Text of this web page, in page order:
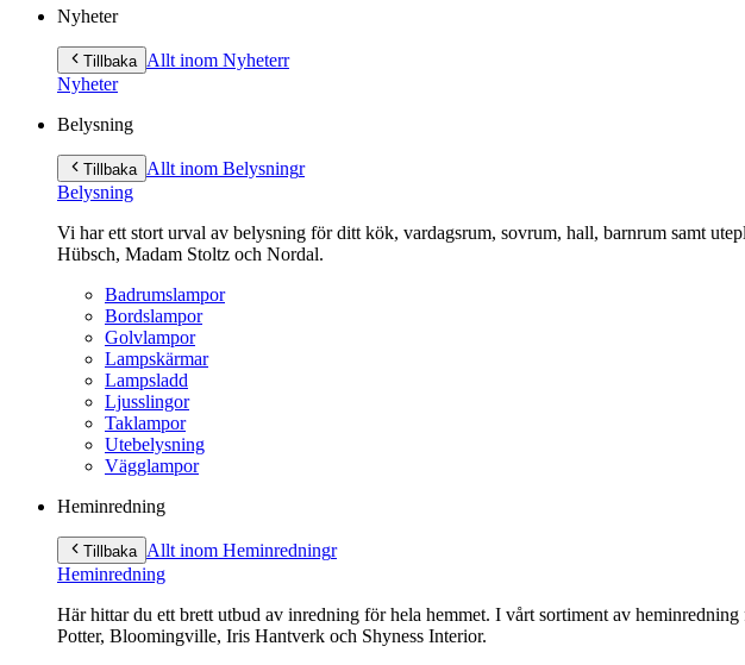
innehåll
Nyheter
Tillbaka Allt inom Nyheterr
Nyheter
Belysning
Tillbaka Allt inom Belysningr
Belysning
Vi har ett stort urval av belysning för ditt kök, vardagsrum, sovrum, hall, barnrum samt
Hübsch, Madam Stoltz och Nordal.
Badrumslampor
Bordslampor
Golvlampor
Lampskärmar
Lampsladd
Ljusslingor
Taklampor
Utebelysning
Vägglampor
Heminredning
Tillbaka Allt inom Heminredningr
Heminredning
Här hittar du ett brett utbud av inredning för hela hemmet. I vårt sortiment av
Potter, Bloomingville, Iris Hantverk och Shyness Interior.